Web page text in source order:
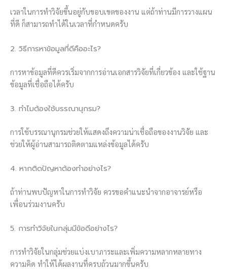
เวลาในการทำวิจัยขึ้นอยู่กับขอบเขตของงาน แต่ถ้าท่านมีการวางแผน
ที่ดี ก็สามารถทำได้ในเวลาที่กำหนดครับ
2. วิธีการหาข้อมูลที่ดีคืออะไร?
การหาข้อมูลที่ดีควรเริ่มจากการอ่านเอกสารวิจัยที่เกี่ยวข้อง และใช้ฐาน
ข้อมูลที่เชื่อถือได้ครับ
3. ทำไมต้องใช้บรรณานุกรม?
การใช้บรรณานุกรมช่วยให้แสดงถึงความน่าเชื่อถือของงานวิจัย และ
ช่วยให้ผู้อ่านสามารถติดตามแหล่งข้อมูลได้ครับ
4. หากติดปัญหาต้องทำอย่างไร?
ถ้าท่านพบปัญหาในการทำวิจัย ควรขอคำแนะนำจากอาจารย์หรือ
เพื่อนร่วมงานครับ
5. การทำวิจัยในกลุ่มมีข้อดีอย่างไร?
การทำวิจัยในกลุ่มช่วยแบ่งเบาภาระและเพิ่มความหลากหลายทาง
ความคิด ทำให้ได้ผลงานที่ครบถ้วนมากขึ้นครับ